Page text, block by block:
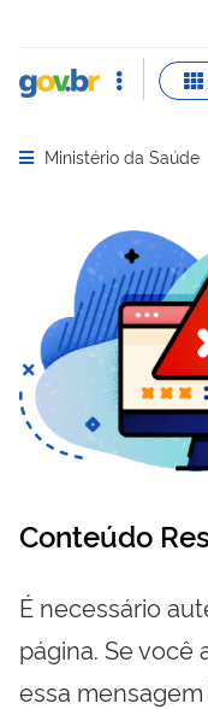
Abrir menu principal
Ministério da Saúde
Conteúdo
É necessário
página. Se
essa